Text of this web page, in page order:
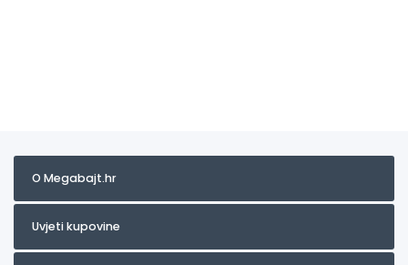
O Megabajt.hr
Uvjeti kupovine